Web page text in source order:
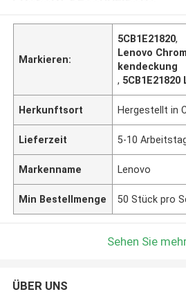
Markieren:
5CB1E21820,
Lenovo
kendeckung
,
Herkunftsort Hergestellt in
Lieferzeit 5-10
Markenname Lenovo
Min Bestellmenge 50 Stück pro
Sehen Sie
ÜBER UNS